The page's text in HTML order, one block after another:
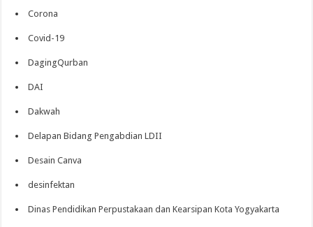
Corona
Covid-19
DagingQurban
DAI
Dakwah
Delapan Bidang Pengabdian LDII
Desain Canva
desinfektan
Dinas Pendidikan Perpustakaan dan Kearsipan Kota Yogyakarta